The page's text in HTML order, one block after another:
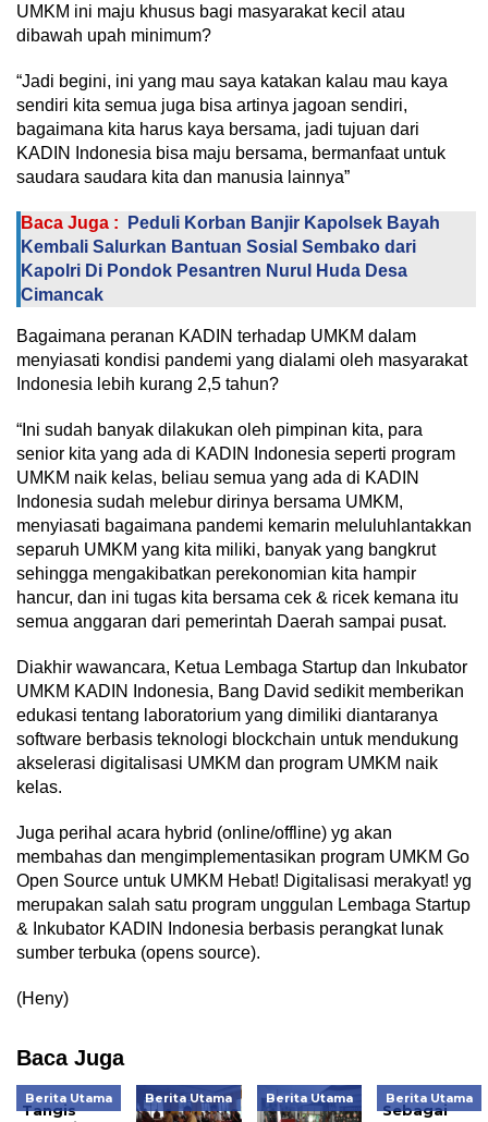
UMKM ini maju khusus bagi masyarakat kecil atau
dibawah upah minimum?
“Jadi begini, ini yang mau saya katakan kalau mau kaya
sendiri kita semua juga bisa artinya jagoan sendiri,
bagaimana kita harus kaya bersama, jadi tujuan dari
KADIN Indonesia bisa maju bersama, bermanfaat untuk
saudara saudara kita dan manusia lainnya”
Baca Juga :
Peduli Korban Banjir Kapolsek Bayah
Kembali Salurkan Bantuan Sosial Sembako dari
Kapolri Di Pondok Pesantren Nurul Huda Desa
Cimancak
Bagaimana peranan KADIN terhadap UMKM dalam
menyiasati kondisi pandemi yang dialami oleh masyarakat
Indonesia lebih kurang 2,5 tahun?
“Ini sudah banyak dilakukan oleh pimpinan kita, para
senior kita yang ada di KADIN Indonesia seperti program
UMKM naik kelas, beliau semua yang ada di KADIN
Indonesia sudah melebur dirinya bersama UMKM,
menyiasati bagaimana pandemi kemarin meluluhlantakkan
separuh UMKM yang kita miliki, banyak yang bangkrut
sehingga mengakibatkan perekonomian kita hampir
hancur, dan ini tugas kita bersama cek & ricek kemana itu
semua anggaran dari pemerintah Daerah sampai pusat.
Diakhir wawancara, Ketua Lembaga Startup dan Inkubator
UMKM KADIN Indonesia, Bang David sedikit memberikan
edukasi tentang laboratorium yang dimiliki diantaranya
software berbasis teknologi blockchain untuk mendukung
akselerasi digitalisasi UMKM dan program UMKM naik
kelas.
Juga perihal acara hybrid (online/offline) yg akan
membahas dan mengimplementasikan program UMKM Go
Open Source untuk UMKM Hebat! Digitalisasi merakyat! yg
merupakan salah satu program unggulan Lembaga Startup
& Inkubator KADIN Indonesia berbasis perangkat lunak
sumber terbuka (opens source).
(Heny)
Baca Juga
Berita Utama
Tangis
Berita Utama Berita Utama Berita Utama
Sebagai